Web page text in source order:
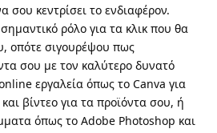
σου κεντρίσει το ενδιαφέρον.
ρόλο για τα κλικ που θα
οπότε σιγουρέψου πως
σου με τον καλύτερο δυνατό
εργαλεία όπως το Canva για
βίντεο για τα προϊόντα σου, ή
όπως το Adobe Photoshop και